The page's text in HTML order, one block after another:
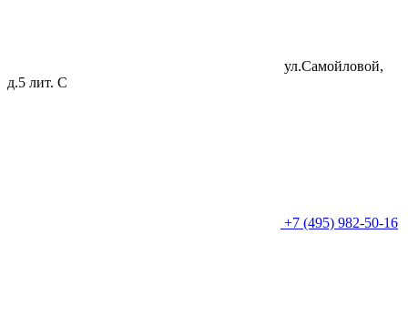
ул.Самойловой,
д.5 лит. C
+7 (495) 982-50-16